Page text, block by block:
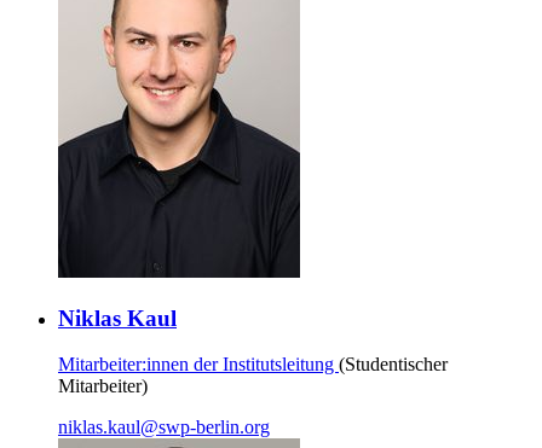
Niklas Kaul
Mitarbeiter:innen der Institutsleitung (Studentischer
Mitarbeiter)
niklas.kaul@swp-berlin.org